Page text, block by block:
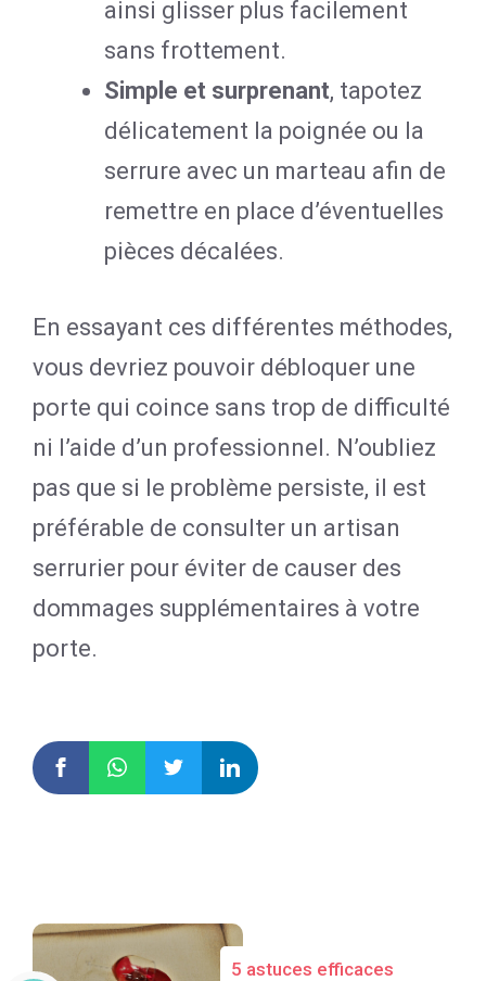
ainsi glisser plus facilement
sans frottement.
Simple et surprenant, tapotez
délicatement la poignée ou la
serrure avec un marteau afin de
remettre en place d’éventuelles
pièces décalées.
En essayant ces différentes méthodes,
vous devriez pouvoir débloquer une
porte qui coince sans trop de difficulté
ni l’aide d’un professionnel. N’oubliez
pas que si le problème persiste, il est
préférable de consulter un artisan
serrurier pour éviter de causer des
dommages supplémentaires à votre
porte.
5 astuces efficaces